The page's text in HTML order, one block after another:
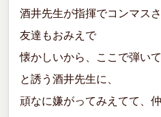
酒井先生が指揮でコンマス
友達もおみえで
懐かしいから、ここで弾い
と誘う酒井先生に、
頑なに嫌がってみえてて、